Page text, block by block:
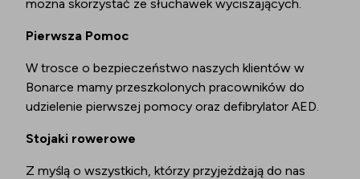
można skorzystać ze słuchawek wyciszających.
Pierwsza Pomoc
W trosce o bezpieczeństwo naszych klientów w
Bonarce mamy przeszkolonych pracowników do
udzielenie pierwszej pomocy oraz defibrylator AED.
Stojaki rowerowe
Z myślą o wszystkich, którzy przyjeżdżają do nas